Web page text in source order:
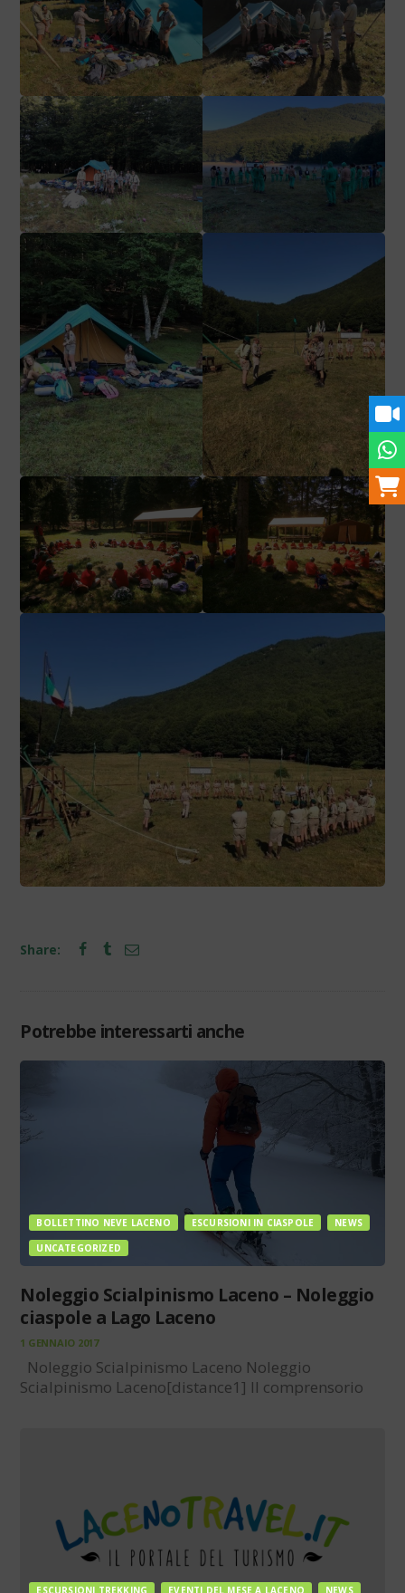
Share:
Potrebbe interessarti anche
BOLLETTINO NEVE LACENO ESCURSIONI IN CIASPOLE
NEWS
UNCATEGORIZED
Noleggio Scialpinismo Laceno – Noleggio
ciaspole a Lago Laceno
1 GENNAIO 2017
Noleggio Scialpinismo Laceno Noleggio
Scialpinismo Laceno[distance1] Il comprensorio
ESCURSIONI TREKKING EVENTI DEL MESE A LACENO NEWS